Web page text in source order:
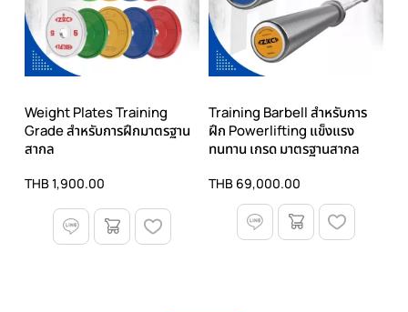
Weight Plates Training
Grade สำหรับการฝึกมาตรฐาน
สากล
THB 1,900.00
Training Barbell สำหรับการ
ฝึก Powerlifting แข็งแรง
ทนทาน เกรด มาตรฐานสากล
THB 69,000.00